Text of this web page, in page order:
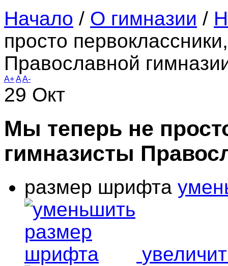
Начало / О гимназии /
просто
Православной
A+AA-
29 Окт
Мы теперь не
гимназисты
размер шрифта